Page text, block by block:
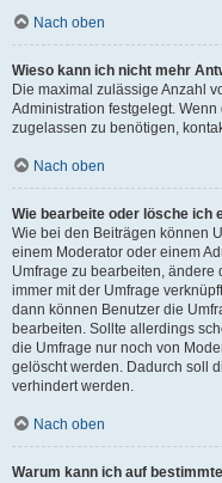
Nach oben
Wieso kann ich nicht mehr
Die maximal zulässige Anzahl
Administration festgelegt.
zugelassen zu benötigen,
Nach oben
Wie bearbeite oder lösche ich
Wie bei den Beiträgen können
einem Moderator oder einem
Umfrage zu bearbeiten, ändere
immer mit der Umfrage
dann können Benutzer die
bearbeiten. Sollte allerdings
die Umfrage nur noch von
gelöscht werden. Dadurch soll
verhindert werden.
Nach oben
Warum kann ich auf